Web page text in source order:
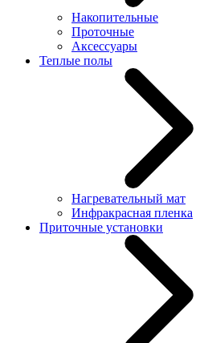
Накопительные
Проточные
Аксессуары
Теплые полы
Нагревательный мат
Инфракрасная пленка
Приточные установки